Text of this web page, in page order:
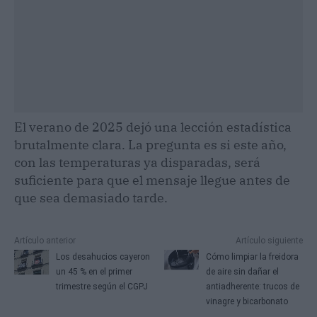
El verano de 2025 dejó una lección estadística
brutalmente clara. La pregunta es si este año,
con las temperaturas ya disparadas, será
suficiente para que el mensaje llegue antes de
que sea demasiado tarde.
Artículo anterior
Los desahucios cayeron
un 45 % en el primer
trimestre según el CGPJ
Artículo siguiente
Cómo limpiar la freidora
de aire sin dañar el
antiadherente: trucos de
vinagre y bicarbonato